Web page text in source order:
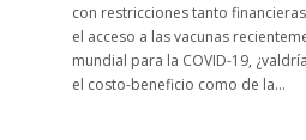
con restricciones tanto
el acceso a las vacunas
mundial para la COVID-19,
el costo-beneficio como de la...